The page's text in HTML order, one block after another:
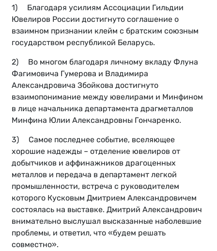
1) Благодаря усилиям Ассоциации Гильдии
Ювелиров России достигнуто соглашение о
взаимном признании клейм с братским союзным
государством республикой Беларусь.
2) Во многом благодаря личному вкладу Флуна
Фагимовича Гумерова и Владимира
Александровича Збойкова достигнуто
взаимопонимание между ювелирами и Минфином
в лице начальника департамента драгметаллов
Минфина Юлии Александровны Гончаренко.
3) Самое последнее событие, вселяющее
хорошие надежды – отделение ювелиров от
добытчиков и аффинажников драгоценных
металлов и передача в департамент легкой
промышленности, встреча с руководителем
которого Кусковым Дмитрием Александровичем
состоялась на выставке. Дмитрий Александрович
внимательно выслушал высказанные наболевшие
проблемы, и ответил, что «будем решать
совместно».